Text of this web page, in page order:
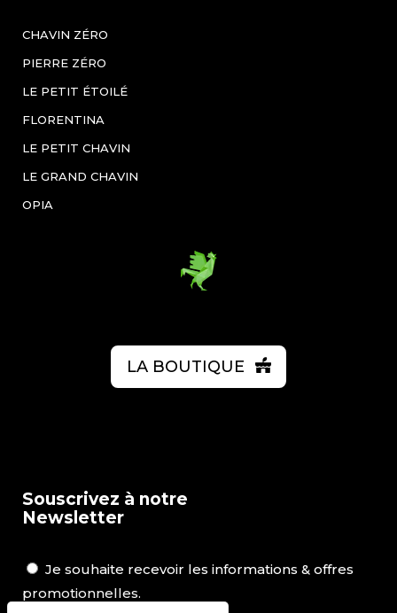
CHAVIN ZÉRO
PIERRE ZÉRO
LE PETIT ÉTOILÉ
FLORENTINA
LE PETIT CHAVIN
LE GRAND CHAVIN
OPIA
LA BOUTIQUE
Souscrivez à notre
Newsletter
Je souhaite recevoir les informations & offres
promotionnelles.